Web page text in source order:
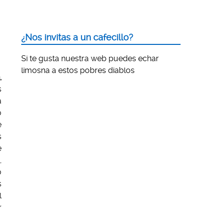
¿Nos invitas a un cafecillo?
Si te gusta nuestra web puedes echar
limosna a estos pobres diablos